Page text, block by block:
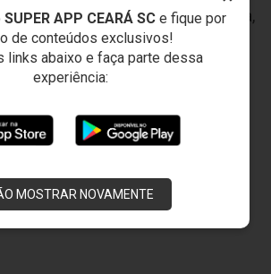
SUPER APP CEARÁ SCe fique por
de conteúdos exclusivos!
links abaixo e faça parte dessa
experiência:
MOSTRAR NOVAMENTE
6-Johny, 7-Zé Augusto, 8-Patuta,
Sobral e 11-Sávio.
14-Vitor Cearense, 15-Dudu, 16-
Kaio, 19-Arthur, 20-Danilo Pitbul e
Cearense